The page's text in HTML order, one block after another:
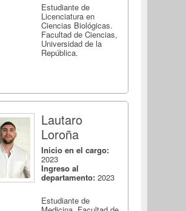
Estudiante de
Licenciatura en
Ciencias Biológicas.
Facultad de Ciencias,
Universidad de la
República.
Lautaro
Loroña
Inicio en el cargo:
2023
Ingreso al
departamento: 2023
Estudiante de